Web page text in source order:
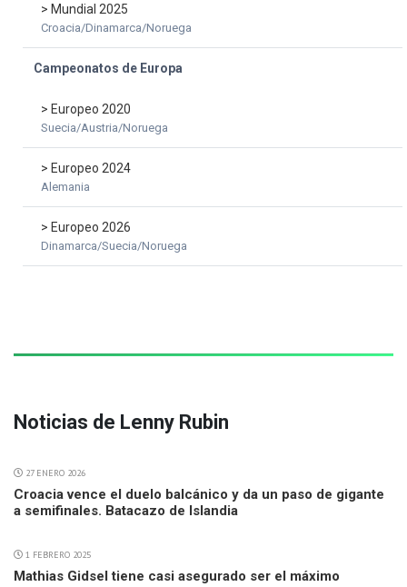
> Mundial 2025
Croacia/Dinamarca/Noruega
Campeonatos de Europa
> Europeo 2020
Suecia/Austria/Noruega
> Europeo 2024
Alemania
> Europeo 2026
Dinamarca/Suecia/Noruega
Noticias de Lenny Rubin
27 ENERO 2026
Croacia vence el duelo balcánico y da un paso de gigante
a semifinales. Batacazo de Islandia
1 FEBRERO 2025
Mathias Gidsel tiene casi asegurado ser el máximo